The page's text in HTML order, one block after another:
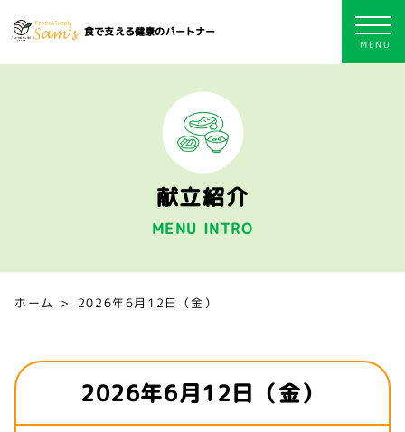
食で支える健康のパートナー
献立紹介
MENU INTRO
ホーム 2026年6月12日（金）
2026年6月12日（金）